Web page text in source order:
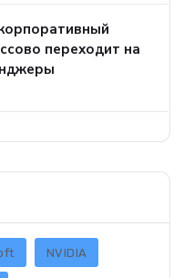
переходит на
NVIDIA